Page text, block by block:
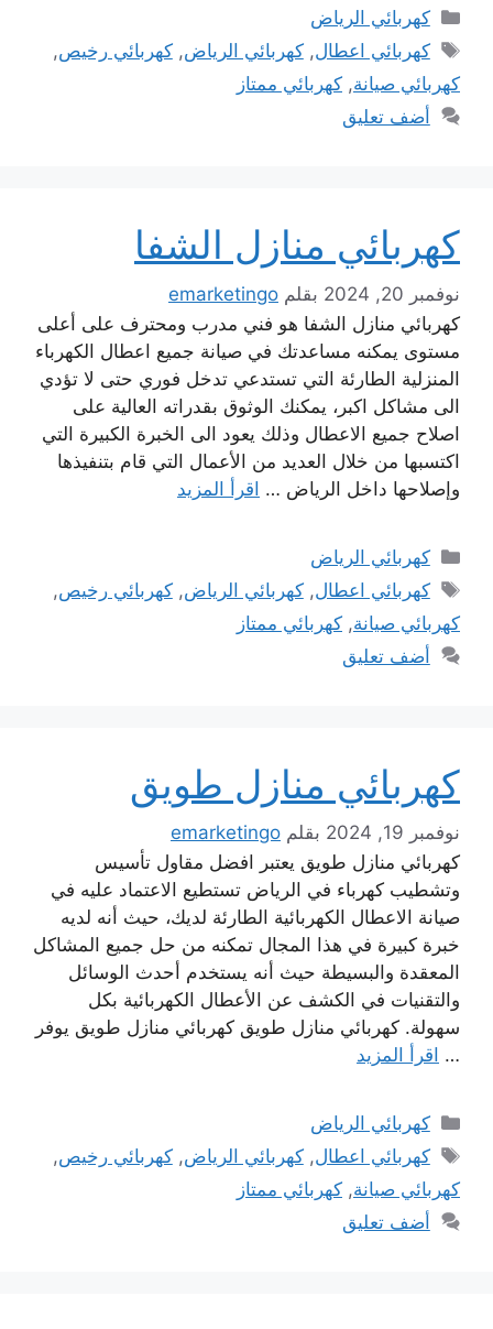
التصنيفات
كهربائي الرياض
الوسوم
كهربائي اعطال,كهربائي الرياض,كهربائي رخيص,
كهربائي صيانة, كهربائي ممتاز
أضف تعليق
كهربائي منازل الشفا
نوفمبر 20, 2024 بقلم emarketingo
كهربائي منازل الشفا هو فني مدرب ومحترف على أعلى
مستوى يمكنه مساعدتك في صيانة جميع اعطال الكهرباء
المنزلية الطارئة التي تستدعي تدخل فوري حتى لا تؤدي
الى مشاكل اكبر، يمكنك الوثوق بقدراته العالية على
اصلاح جميع الاعطال وذلك يعود الى الخبرة الكبيرة التي
اكتسبها من خلال العديد من الأعمال التي قام بتنفيذها
وإصلاحها داخل الرياض … اقرأ المزيد
التصنيفات
كهربائي الرياض
الوسوم
كهربائي اعطال,كهربائي الرياض,كهربائي رخيص,
كهربائي صيانة, كهربائي ممتاز
أضف تعليق
كهربائي منازل طويق
نوفمبر 19, 2024 بقلم emarketingo
كهربائي منازل طويق يعتبر افضل مقاول تأسيس
وتشطيب كهرباء في الرياض تستطيع الاعتماد عليه في
صيانة الاعطال الكهربائية الطارئة لديك، حيث أنه لديه
خبرة كبيرة في هذا المجال تمكنه من حل جميع المشاكل
المعقدة والبسيطة حيث أنه يستخدم أحدث الوسائل
والتقنيات في الكشف عن الأعطال الكهربائية بكل
سهولة. كهربائي منازل طويق كهربائي منازل طويق يوفر
… اقرأ المزيد
التصنيفات
كهربائي الرياض
الوسوم
كهربائي اعطال,كهربائي الرياض,كهربائي رخيص,
كهربائي صيانة, كهربائي ممتاز
أضف تعليق